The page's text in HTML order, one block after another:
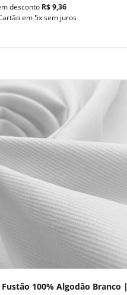
desconto R$ 9,36
em 5x sem juros
100% Algodão Branco |